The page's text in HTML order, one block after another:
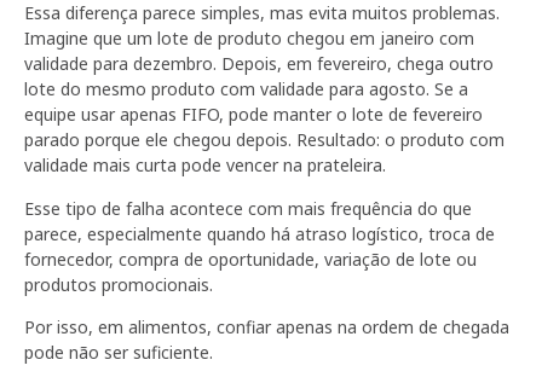
Essa diferença parece simples, mas evita muitos problemas.
Imagine que um lote de produto chegou em janeiro com
validade para dezembro. Depois, em fevereiro, chega outro
lote do mesmo produto com validade para agosto. Se a
equipe usar apenas FIFO, pode manter o lote de fevereiro
parado porque ele chegou depois. Resultado: o produto com
validade mais curta pode vencer na prateleira.
Esse tipo de falha acontece com mais frequência do que
parece, especialmente quando há atraso logístico, troca de
fornecedor, compra de oportunidade, variação de lote ou
produtos promocionais.
Por isso, em alimentos, confiar apenas na ordem de chegada
pode não ser suficiente.